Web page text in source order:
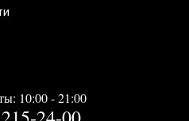
10:00 - 21:00